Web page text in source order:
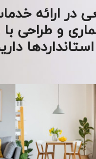
در ارائه
و طراحی با
استانداردها